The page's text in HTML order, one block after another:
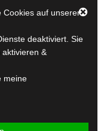
1990
Cookies auf unserer
deaktiviert. Sie
&
meine